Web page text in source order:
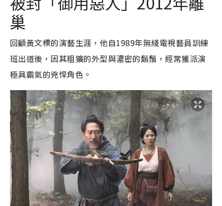
巢
回顧黃文標的演藝生涯，他自1989年無綫電視藝員訓練
班出道後，因其粗獷的外型與濃密的鬍鬚，經常獲派演
極具霸氣的兇悍角色。